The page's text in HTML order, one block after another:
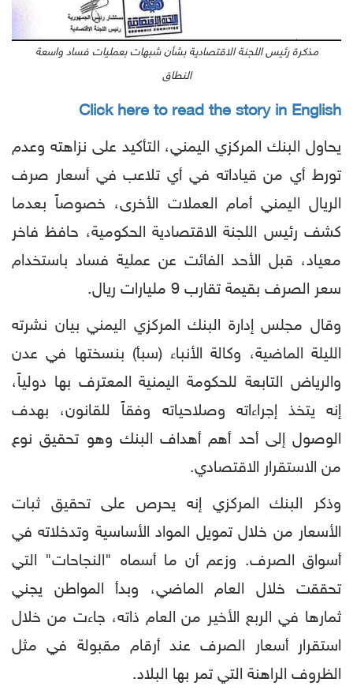
مذكرة رئيس اللجنة الاقتصادية بشأن شبهات بعمليات فساد واسعة
النطاق
Click here to read the story in English
يحاول البنك المركزي اليمني، التأكيد على نزاهته وعدم
تورط أي من قياداته في أي تلاعب في أسعار صرف
الريال اليمني أمام العملات الأخرى، خصوصاً بعدما
كشف رئيس اللجنة الاقتصادية الحكومية، حافظ فاخر
معياد، قبل الأحد الفائت عن عملية فساد باستخدام
سعر الصرف بقيمة تقارب 9 مليارات ريال.
وقال مجلس إدارة البنك المركزي اليمني بيان نشرته
الليلة الماضية، وكالة الأنباء (سبأ) بنسختها في عدن
والرياض التابعة للحكومة اليمنية المعترف بها دولياً،
إنه يتخذ إجراءاته وصلاحياته وفقاً للقانون، بهدف
الوصول إلى أحد أهم أهداف البنك وهو تحقيق نوع
من الاستقرار الاقتصادي.
وذكر البنك المركزي إنه يحرص على تحقيق ثبات
الأسعار من خلال تمويل المواد الأساسية وتدخلاته في
أسواق الصرف. وزعم أن ما أسماه "النجاحات" التي
تحققت خلال العام الماضي، وبدأ المواطن يجني
ثمارها في الربع الأخير من العام ذاته، جاءت من خلال
استقرار أسعار الصرف عند أرقام مقبولة في مثل
الظروف الراهنة التي تمر بها البلاد.